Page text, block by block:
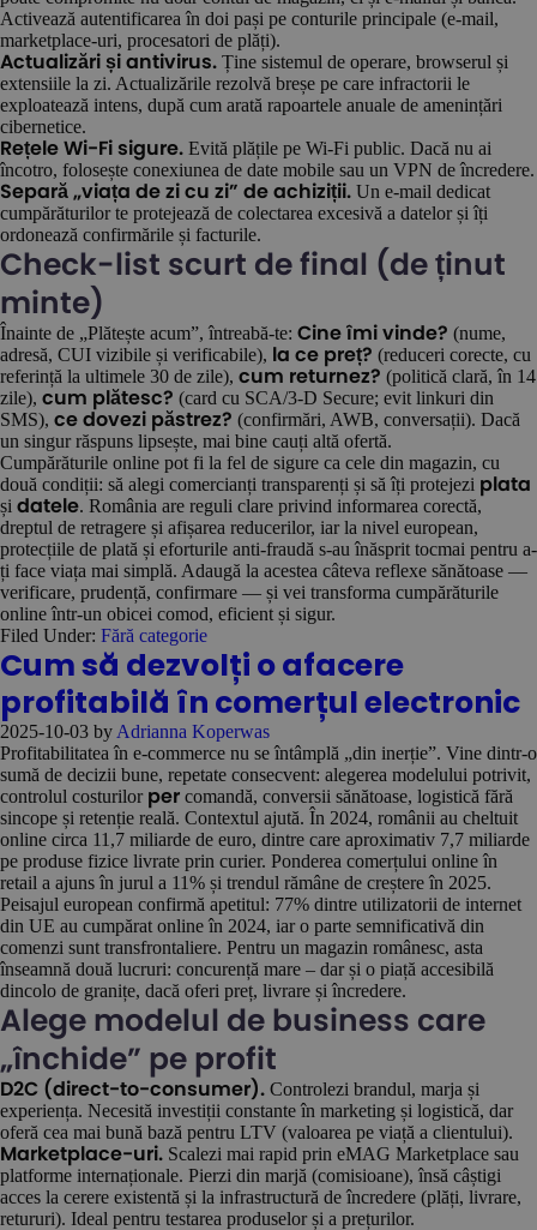
Activează autentificarea în doi pași pe conturile principale (e-mail,
marketplace-uri, procesatori de plăți).
Actualizări și antivirus. Ține sistemul de operare, browserul și
extensiile la zi. Actualizările rezolvă breșe pe care infractorii le
exploatează intens, după cum arată rapoartele anuale de amenințări
cibernetice.
Rețele Wi-Fi sigure. Evită plățile pe Wi-Fi public. Dacă nu ai
încotro, folosește conexiunea de date mobile sau un VPN de încredere.
Separă „viața de zi cu zi” de achiziții. Un e-mail dedicat
cumpărăturilor te protejează de colectarea excesivă a datelor și îți
ordonează confirmările și facturile.
Check-list scurt de final (de ținut
minte)
Înainte de „Plătește acum”, întreabă-te: Cine îmi vinde? (nume,
adresă, CUI vizibile și verificabile), la ce preț? (reduceri corecte, cu
referință la ultimele 30 de zile), cum returnez? (politică clară, în 14
zile), cum plătesc? (card cu SCA/3-D Secure; evit linkuri din
SMS), ce dovezi păstrez? (confirmări, AWB, conversații). Dacă
un singur răspuns lipsește, mai bine cauți altă ofertă.
Cumpărăturile online pot fi la fel de sigure ca cele din magazin, cu
două condiții: să alegi comercianți transparenți și să îți protejezi plata
și datele. România are reguli clare privind informarea corectă,
dreptul de retragere și afișarea reducerilor, iar la nivel european,
protecțiile de plată și eforturile anti-fraudă s-au înăsprit tocmai pentru a-
ți face viața mai simplă. Adaugă la acestea câteva reflexe sănătoase —
verificare, prudență, confirmare — și vei transforma cumpărăturile
online într-un obicei comod, eficient și sigur.
Filed Under: Fără categorie
Cum să dezvolți o afacere
profitabilă în comerțul electronic
2025-10-03 by Adrianna Koperwas
Profitabilitatea în e-commerce nu se întâmplă „din inerție”. Vine dintr-o
sumă de decizii bune, repetate consecvent: alegerea modelului potrivit,
controlul costurilor per comandă, conversii sănătoase, logistică fără
sincope și retenție reală. Contextul ajută. În 2024, românii au cheltuit
online circa 11,7 miliarde de euro, dintre care aproximativ 7,7 miliarde
pe produse fizice livrate prin curier. Ponderea comerțului online în
retail a ajuns în jurul a 11% și trendul rămâne de creștere în 2025.
Peisajul european confirmă apetitul: 77% dintre utilizatorii de internet
din UE au cumpărat online în 2024, iar o parte semnificativă din
comenzi sunt transfrontaliere. Pentru un magazin românesc, asta
înseamnă două lucruri: concurență mare – dar și o piață accesibilă
dincolo de granițe, dacă oferi preț, livrare și încredere.
Alege modelul de business care
„închide” pe profit
D2C (direct-to-consumer). Controlezi brandul, marja și
experiența. Necesită investiții constante în marketing și logistică, dar
oferă cea mai bună bază pentru LTV (valoarea pe viață a clientului).
Marketplace-uri. Scalezi mai rapid prin eMAG Marketplace sau
platforme internaționale. Pierzi din marjă (comisioane), însă câștigi
acces la cerere existentă și la infrastructură de încredere (plăți, livrare,
retururi). Ideal pentru testarea produselor și a prețurilor.